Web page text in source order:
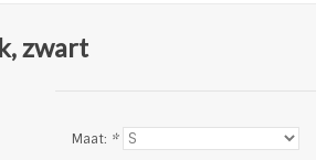
zwart
Maat: *